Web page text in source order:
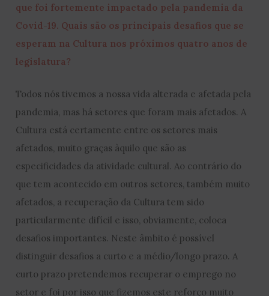
que foi fortemente impactado pela pandemia da
Covid-19. Quais são os principais desafios que se
esperam na Cultura nos próximos quatro anos de
legislatura?
Todos nós tivemos a nossa vida alterada e afetada pela
pandemia, mas há setores que foram mais afetados. A
Cultura está certamente entre os setores mais
afetados, muito graças àquilo que são as
especificidades da atividade cultural. Ao contrário do
que tem acontecido em outros setores, também muito
afetados, a recuperação da Cultura tem sido
particularmente difícil e isso, obviamente, coloca
desafios importantes. Neste âmbito é possível
distinguir desafios a curto e a médio/longo prazo. A
curto prazo pretendemos recuperar o emprego no
setor e foi por isso que fizemos este reforço muito